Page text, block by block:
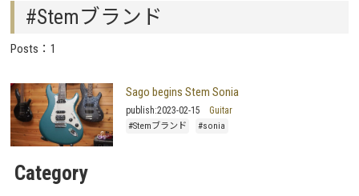
#Stemブランド
Posts：1
Sago begins Stem Sonia
publish:2023-02-15 Guitar
#Stemブランド #sonia
Category